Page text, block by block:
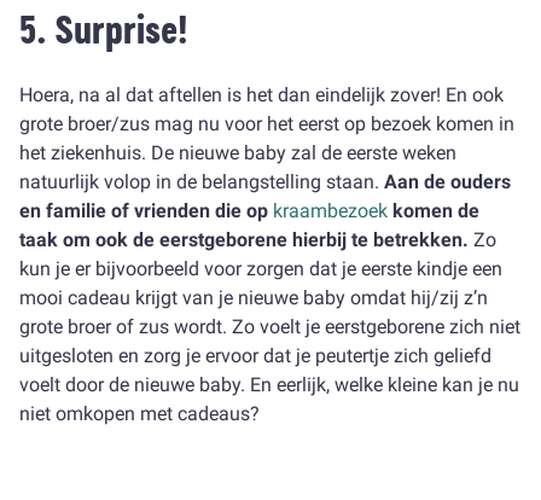
5. Surprise!
Hoera, na al dat aftellen is het dan eindelijk zover! En ook
grote broer/zus mag nu voor het eerst op bezoek komen in
het ziekenhuis. De nieuwe baby zal de eerste weken
natuurlijk volop in de belangstelling staan. Aan de ouders
en familie of vrienden die op kraambezoek komen de
taak om ook de eerstgeborene hierbij te betrekken. Zo
kun je er bijvoorbeeld voor zorgen dat je eerste kindje een
mooi cadeau krijgt van je nieuwe baby omdat hij/zij z’n
grote broer of zus wordt. Zo voelt je eerstgeborene zich niet
uitgesloten en zorg je ervoor dat je peutertje zich geliefd
voelt door de nieuwe baby. En eerlijk, welke kleine kan je nu
niet omkopen met cadeaus?